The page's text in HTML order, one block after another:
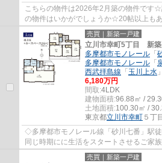
こちらの物件は2026年2月築の物件です
の物件はいかがでしょうか☆20帖以上も
も安心です☆トイレが2ヶ所にあるので複
売買｜新築一戸建
立川市幸町5丁目 新
多摩都市モノレール 「
多摩都市モノレール 「
西武拝島線 「 玉川上水
6,180万円
間取:4LDK
建物面積:96.88㎡ /
土地面積:100.30㎡ /
東京都立川市幸町 ５丁目
◇多摩都市モノレール線「砂川七番」駅
同じ時期にに生活をスタートさせるご家
4LDK+駐車2台分！ ◇前面道路幅6.0mで
売買｜新築一戸建